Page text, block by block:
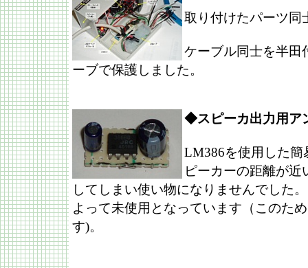
取り付けたパーツ同
ケーブル同士を半田
ーブで保護しました。
◆スピーカ出力用ア
LM386を使用した簡
ピーカーの距離が
してしまい使い物になりませんでした。
よって未使用となっています（このた
す)。